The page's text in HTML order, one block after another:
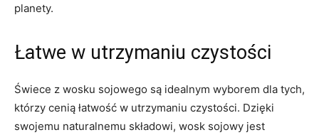
planety.
Łatwe w ⁢utrzymaniu czystości
Świece z ⁣wosku sojowego są idealnym wyborem dla ⁣tych,
którzy cenią‌ łatwość ‍w utrzymaniu‍ czystości. Dzięki
swojemu‍ naturalnemu ⁣składowi, wosk sojowy jest